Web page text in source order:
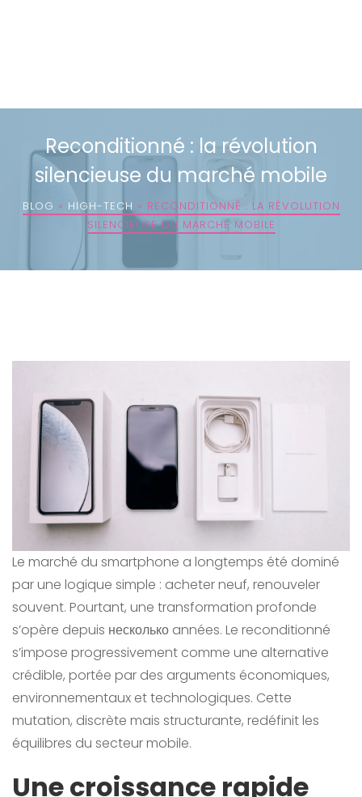
Reconditionné : la révolution
silencieuse du marché mobile
BLOG » HIGH-TECH » RECONDITIONNÉ : LA RÉVOLUTION
SILENCIEUSE DU MARCHÉ MOBILE
Le marché du smartphone a longtemps été dominé
par une logique simple : acheter neuf, renouveler
souvent. Pourtant, une transformation profonde
s’opère depuis несколько années. Le reconditionné
s’impose progressivement comme une alternative
crédible, portée par des arguments économiques,
environnementaux et technologiques. Cette
mutation, discrète mais structurante, redéfinit les
équilibres du secteur mobile.
Une croissance rapide